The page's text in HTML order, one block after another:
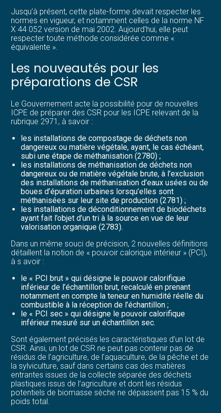
Jusqu’à présent, cette plate-forme devait respecter les
normes en vigueur, et notamment celles de la norme NF
X 44 052 version de mai 2002. Aujourd’hui, elle peut
respecter toute méthode considérée comme «
équivalente ».
Les nouveautés pour les
préparations de CSR
Le Gouvernement acte la possibilité pour de nouvelles
ICPE de préparer des CSR pour les ICPE relevant de la
rubrique 2971, à savoir :
les installations de compostage de déchets non
dangereux ou matière végétale, ayant, le cas échéant,
subi une étape de méthanisation (2780) ;
les installations de méthanisation de déchets non
dangereux ou de matière végétale brute, à l’exclusion
des installations de méthanisation d’eaux usées ou de
boues d’épuration urbaines lorsqu’elles sont
méthanisées sur leur site de production (2781) ;
les installations de déconditionnement de biodéchets
ayant fait l’objet d’un tri à la source en vue de leur
valorisation organique (2783).
Dans un même souci de précision, 2 nouvelles définitions
détaillent la notion de « pouvoir calorique intérieur » (PCI),
à s avoir :
le « PCI brut » qui désigne le pouvoir calorifique
inférieur de l’échantillon brut, recalculé en prenant
notamment en compte la teneur en humidité réelle du
combustible à la réception de l’échantillon ;
le « PCI sec » qui désigne le pouvoir calorifique
inférieur mesuré sur un échantillon sec.
Sont également précisés les caractéristiques d’un lot de
CSR. Ainsi, un lot de CSR ne peut pas contenir pas de
résidus de l’agriculture, de l’aquaculture, de la pêche et de
la sylviculture, sauf dans certains cas des matières
entrantes issues de la collecte séparée des déchets
plastiques issus de l’agriculture et dont les résidus
potentiels de biomasse sèche ne dépassent pas 15 % du
poids total.